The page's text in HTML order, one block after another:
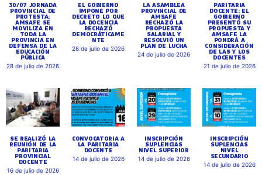
30/07 JORNADA
PROVINCIAL DE
PROTESTA:
AMSAFE SE
MOVILIZA EN
TODA LA
PROVINCIA EN
DEFENSA DE LA
EDUCACIÓN
PÚBLICA
28 de julio de 2026
EL GOBIERNO
IMPONE POR
DECRETO LO QUE
LA DOCENCIA
RECHAZÓ
DEMOCRÁTICAME
NTE
28 de julio de 2026
LA ASAMBLEA
PROVINCIAL DE
AMSAFE
RECHAZÓ LA
PROPUESTA
SALARIAL Y
RESOLVIÓ UN
PLAN DE LUCHA
24 de julio de 2026
PARITARIA
DOCENTE: EL
GOBIERNO
PRESENTÓ SU
PROPUESTA Y
AMSAFE LA
PONDRÁ A
CONSIDERACIÓN
DE LAS Y LOS
DOCENTES
21 de julio de 2026
SE REALIZÓ LA
REUNIÓN DE LA
PARITARIA
PROVINCIAL
DOCENTE
16 de julio de 2026
CONVOCATORIA A
LA PARITARIA
DOCENTE
14 de julio de 2026
INSCRIPCIÓN
SUPLENCIAS
NIVEL SUPERIOR
14 de julio de 2026
INSCRIPCIÓN
SUPLENCIAS
NIVEL
SECUNDARIO
14 de julio de 2026